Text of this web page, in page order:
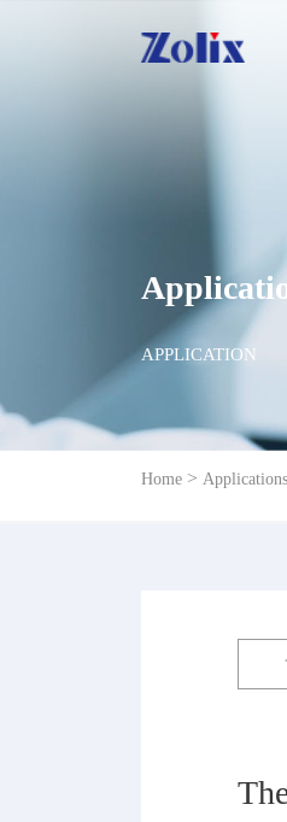
APPLICATION
Home > Applications